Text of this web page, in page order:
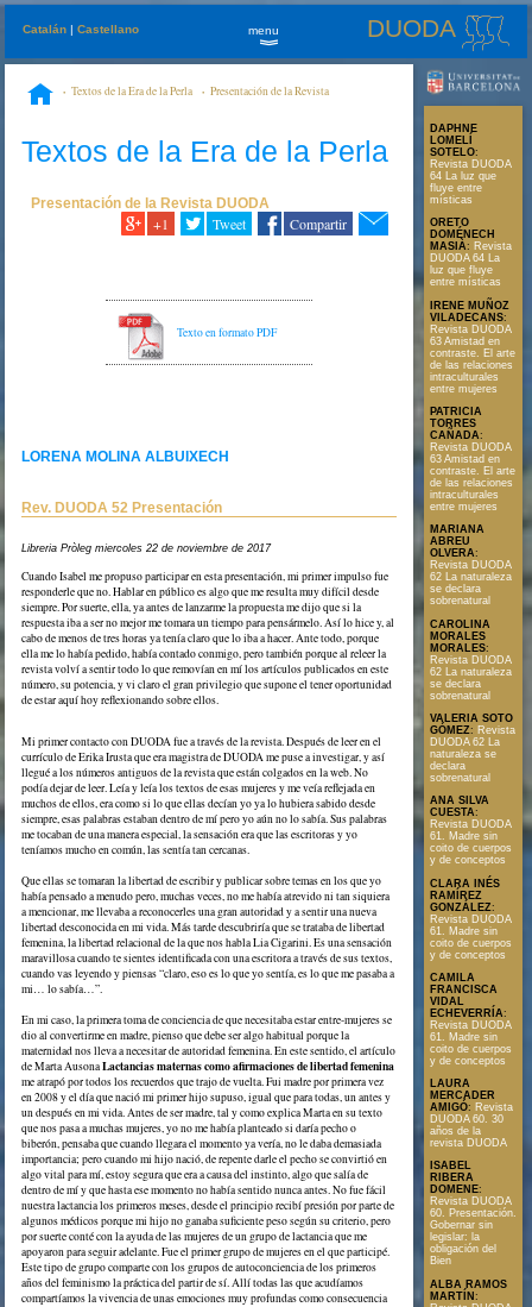
Catalán |Castellano DUODA
menu
»
Textos de la Era de la Perla
Presentación de la Revista
Textos de la Era de la Perla
Presentación de la Revista DUODA
+1 Tweet Compartir
Texto en formato PDF
LORENA MOLINA ALBUIXECH
Rev. DUODA 52 Presentación
Libreria Pròleg miercoles 22 de noviembre de 2017
Cuando Isabel me propuso participar en esta presentación, mi primer impulso fue
responderle que no. Hablar en público es algo que me resulta muy difícil desde
siempre. Por suerte, ella, ya antes de lanzarme la propuesta me dijo que si la
respuesta iba a ser no mejor me tomara un tiempo para pensármelo. Así lo hice y, al
cabo de menos de tres horas ya tenía claro que lo iba a hacer. Ante todo, porque
ella me lo había pedido, había contado conmigo, pero también porque al releer la
revista volví a sentir todo lo que removían en mí los artículos publicados en este
número, su potencia, y vi claro el gran privilegio que supone el tener oportunidad
de estar aquí hoy reflexionando sobre ellos.
Mi primer contacto con DUODA fue a través de la revista. Después de leer en el
currículo de Erika Irusta que era magistra de DUODA me puse a investigar, y así
llegué a los números antiguos de la revista que están colgados en la web. No
podía dejar de leer. Leía y leía los textos de esas mujeres y me veía reflejada en
muchos de ellos, era como si lo que ellas decían yo ya lo hubiera sabido desde
siempre, esas palabras estaban dentro de mí pero yo aún no lo sabía. Sus palabras
me tocaban de una manera especial, la sensación era que las escritoras y yo
teníamos mucho en común, las sentía tan cercanas.
Que ellas se tomaran la libertad de escribir y publicar sobre temas en los que yo
había pensado a menudo pero, muchas veces, no me había atrevido ni tan siquiera
a mencionar, me llevaba a reconocerles una gran autoridad y a sentir una nueva
libertad desconocida en mi vida. Más tarde descubriría que se trataba de libertad
femenina, la libertad relacional de la que nos habla Lia Cigarini. Es una sensación
maravillosa cuando te sientes identificada con una escritora a través de sus textos,
cuando vas leyendo y piensas “claro, eso es lo que yo sentía, es lo que me pasaba a
mi… lo sabía…”.
En mi caso, la primera toma de conciencia de que necesitaba estar entre-mujeres se
dio al convertirme en madre, pienso que debe ser algo habitual porque la
maternidad nos lleva a necesitar de autoridad femenina. En este sentido, el artículo
de Marta AusonaLactancias maternas como afirmaciones de libertad femenina
me atrapó por todos los recuerdos que trajo de vuelta. Fui madre por primera vez
en 2008 y el día que nació mi primer hijo supuso, igual que para todas, un antes y
un después en mi vida. Antes de ser madre, tal y como explica Marta en su texto
que nos pasa a muchas mujeres, yo no me había planteado si daría pecho o
biberón, pensaba que cuando llegara el momento ya vería, no le daba demasiada
importancia; pero cuando mi hijo nació, de repente darle el pecho se convirtió en
algo vital para mí, estoy segura que era a causa del instinto, algo que salía de
dentro de mí y que hasta ese momento no había sentido nunca antes. No fue fácil
nuestra lactancia los primeros meses, desde el principio recibí presión por parte de
algunos médicos porque mi hijo no ganaba suficiente peso según su criterio, pero
por suerte conté con la ayuda de las mujeres de un grupo de lactancia que me
apoyaron para seguir adelante. Fue el primer grupo de mujeres en el que participé.
Este tipo de grupo comparte con los grupos de autoconciencia de los primeros
años del feminismo la práctica del partir de sí. Allí todas las que acudíamos
compartíamos la vivencia de unas emociones muy profundas como consecuencia
DAPHNE
LOMELÍ
SOTELO:
Revista DUODA
64 La luz que
fluye entre
místicas
ORETO
DOMÉNECH
MASIÀ: Revista
DUODA 64 La
luz que fluye
entre místicas
IRENE MUÑOZ
VILADECANS:
Revista DUODA
63 Amistad en
contraste. El arte
de las relaciones
intraculturales
entre mujeres
PATRICIA
TORRES
CAÑADA:
Revista DUODA
63 Amistad en
contraste. El arte
de las relaciones
intraculturales
entre mujeres
MARIANA
ABREU
OLVERA:
Revista DUODA
62 La naturaleza
se declara
sobrenatural
CAROLINA
MORALES
MORALES:
Revista DUODA
62 La naturaleza
se declara
sobrenatural
VALERIA SOTO
GÓMEZ: Revista
DUODA 62 La
naturaleza se
declara
sobrenatural
ANA SILVA
CUESTA:
Revista DUODA
61. Madre sin
coito de cuerpos
y de conceptos
CLARA INÉS
RAMÍREZ
GONZÁLEZ:
Revista DUODA
61. Madre sin
coito de cuerpos
y de conceptos
CAMILA
FRANCISCA
VIDAL
ECHEVERRÍA:
Revista DUODA
61. Madre sin
coito de cuerpos
y de conceptos
LAURA
MERCADER
AMIGÓ: Revista
DUODA 60. 30
años de la
revista DUODA
ISABEL
RIBERA
DOMENE:
Revista DUODA
60. Presentación.
Gobernar sin
legislar: la
obligación del
Bien
ALBA RAMOS
MARTÍN :